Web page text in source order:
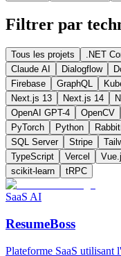
Filtrer par
Tous les projets .NET
Claude AI
Dialogflow
Firebase
GraphQL
Next.js 13
Next.js 14
OpenAI GPT-4
OpenCV
PyTorch
Python
SQL Server
Stripe
TypeScript
Vercel
scikit-learn
tRPC
SaaS AI
ResumeBoss
Plateforme SaaS utilisant